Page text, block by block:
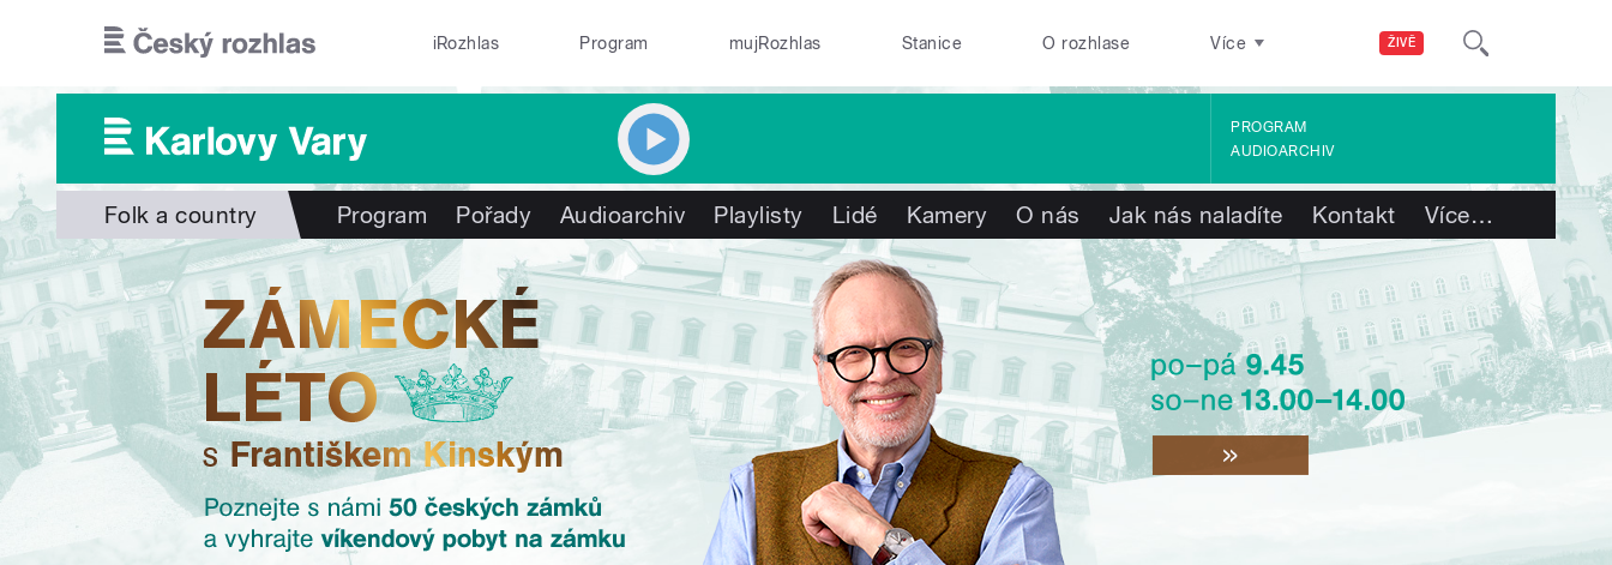
ŽIVĚ
iRozhlas Program mujRozhlas Stanice O rozhlase Více
PROGRAM
AUDIOARCHIV
Folk a country Program Pořady Audioarchiv Playlisty Lidé Kamery O nás Jak nás naladíte Kontakt Více…